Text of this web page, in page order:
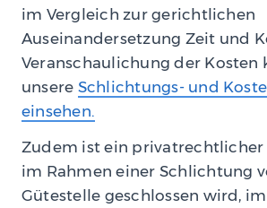
im Vergleich zur gerichtlichen
Auseinandersetzung Zeit und
Veranschaulichung der Kosten
unsere Schlichtungs- und
einsehen.
Zudem ist ein privatrechtlicher
im Rahmen einer Schlichtung
Gütestelle geschlossen wird,